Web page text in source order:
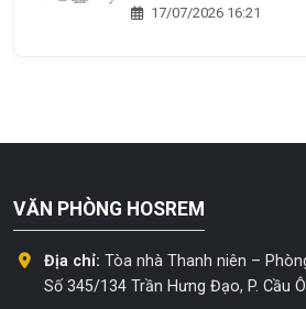
17/07/2026 16:21
VĂN PHÒNG HOSREM
Địa chỉ: Tòa nhà Thanh niên –
Số 345/134 Trần Hưng Đạo, P. Cầu